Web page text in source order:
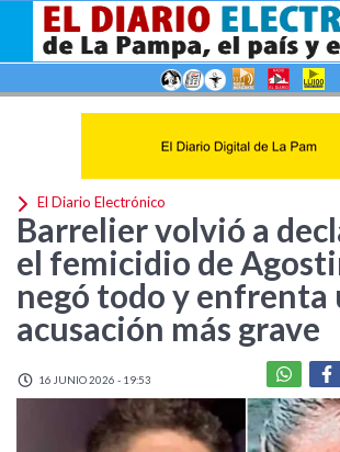
El Diario Electrónico
Barrelier volvió a
el femicidio de
negó todo y enfrenta
acusación más grave
16 JUNIO 2026 - 19:53